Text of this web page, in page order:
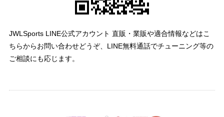
JWLSports LINE公式アカウント 直販・業販や適合情報などはこ
ちらからお問い合わせどうぞ、LINE無料通話でチューニング等の
ご相談にも応じます。